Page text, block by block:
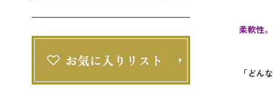
柔軟性
「どん